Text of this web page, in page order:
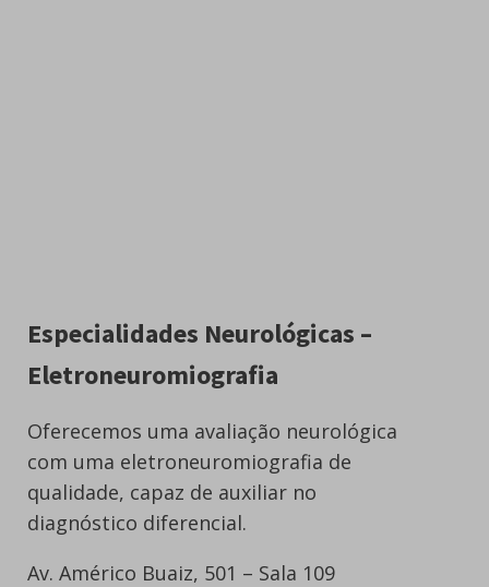
Especialidades Neurológicas –
Eletroneuromiografia
Oferecemos uma avaliação neurológica
com uma eletroneuromiografia de
qualidade, capaz de auxiliar no
diagnóstico diferencial.
Av. Américo Buaiz, 501 – Sala 109